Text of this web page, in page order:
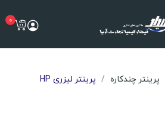
0
پرینتر چندکاره
پرینتر لیزری HP